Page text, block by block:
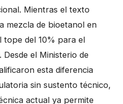
Mientras el texto
mezcla de bioetanol en
tope del 10% para el
Desde el Ministerio de
esta diferencia
sin sustento técnico,
actual ya permite